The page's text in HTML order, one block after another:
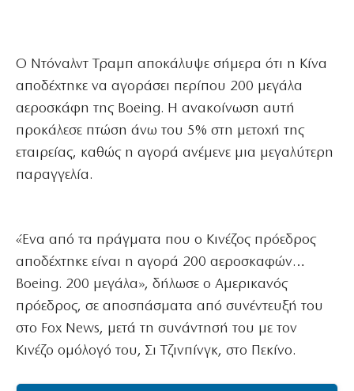
Ο Ντόναλντ Τραμπ αποκάλυψε σήμερα ότι η Κίνα
αποδέχτηκε να αγοράσει περίπου 200 μεγάλα
αεροσκάφη της Boeing. Η ανακοίνωση αυτή
προκάλεσε πτώση άνω του 5% στη μετοχή της
εταιρείας, καθώς η αγορά ανέμενε μια μεγαλύτερη
παραγγελία.
«Ένα από τα πράγματα που ο Κινέζος πρόεδρος
αποδέχτηκε είναι η αγορά 200 αεροσκαφών…
Boeing. 200 μεγάλα», δήλωσε ο Αμερικανός
πρόεδρος, σε αποσπάσματα από συνέντευξή του
στο Fox News, μετά τη συνάντησή του με τον
Κινέζο ομόλογό του, Σι Τζινπίνγκ, στο Πεκίνο.